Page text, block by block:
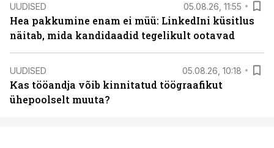
UUDISED 05.08.26, 11:55
Hea pakkumine enam ei müü: LinkedIni küsitlus
näitab, mida kandidaadid tegelikult ootavad
UUDISED 05.08.26, 10:18
Kas tööandja võib kinnitatud töögraafikut
ühepoolselt muuta?